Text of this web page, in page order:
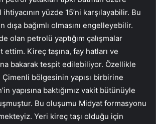
yüzde 15’ni karşılayabilir. Bu
dışa bağımlı olmasını engelleyebilir.
olan petrolü yaptığım çalışmalar
Kireç taşına, fay hatları ve
bakarak tespit edilebiliyor. Özellikle
bölgesinin yapısı birbirine
yapısına baktığımız vakit bütünüyle
Bu oluşumu Midyat formasyonu
Yeri kireç taşı olduğu için